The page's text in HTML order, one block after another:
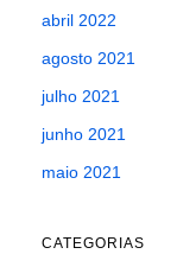
abril 2022
agosto 2021
julho 2021
junho 2021
maio 2021
CATEGORIAS